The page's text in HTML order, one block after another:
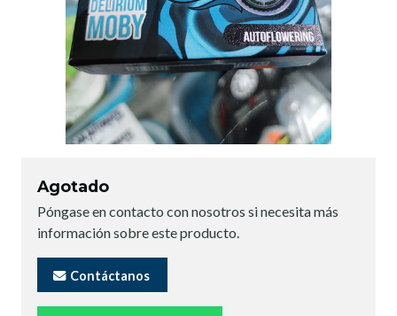
Agotado
Póngase en contacto con nosotros si necesita más
información sobre este producto.
Contáctanos